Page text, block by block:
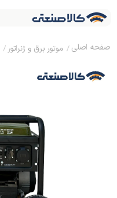
موتور برق و ژنراتور